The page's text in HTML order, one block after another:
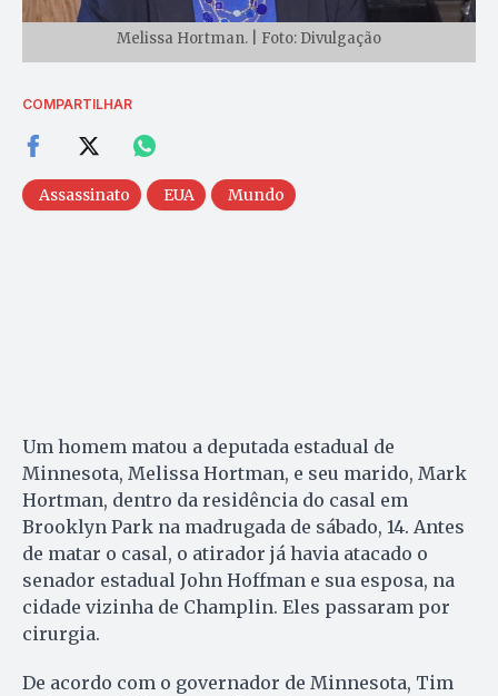
Melissa Hortman. | Foto: Divulgação
COMPARTILHAR
Assassinato EUA Mundo
Um homem matou a deputada estadual de
Minnesota, Melissa Hortman, e seu marido, Mark
Hortman, dentro da residência do casal em
Brooklyn Park na madrugada de sábado, 14. Antes
de matar o casal, o atirador já havia atacado o
senador estadual John Hoffman e sua esposa, na
cidade vizinha de Champlin. Eles passaram por
cirurgia.
De acordo com o governador de Minnesota, Tim